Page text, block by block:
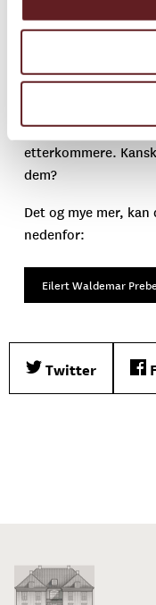
Eilert
Arkivverket har
etterkommere.
dem?
Det og mye mer,
nedenfor:
Eilert Waldemar
Twitter